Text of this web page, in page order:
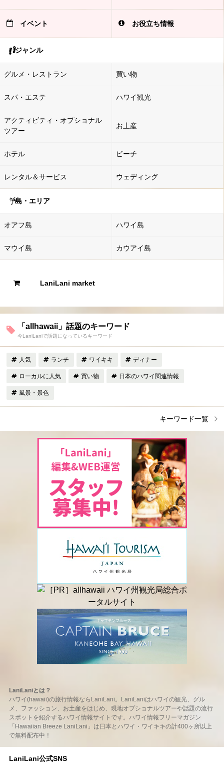
イベント お役立ち情報
ジャンル
グルメ・レストラン 買い物
スパ・エステ ハワイ観光
アクティビティ・オプショナル
ツアー
お土産
ホテル ビーチ
レンタル＆サービス ウェディング
島・エリア
オアフ島 ハワイ島
マウイ島 カウアイ島
LaniLani market
「allhawaii」話題のキーワード
今LaniLaniで話題になっているキーワード
人気 ランチ ワイキキ ディナー
ローカルに人気 買い物 日本のハワイ関連情報
風景・景色
キーワード一覧
LaniLaniとは？
ハワイ(hawaii)の旅行情報ならLaniLani。LaniLaniはハワイの観光、グル
メ、ファッション、お土産をはじめ、現地オプショナルツアーや話題の流行
スポットを紹介するハワイ情報サイトです。ハワイ情報フリーマガジン
「Hawaiian Breeze LaniLani」は日本とハワイ・ワイキキの計400ヶ所以上
で無料配布中！
LaniLani公式SNS